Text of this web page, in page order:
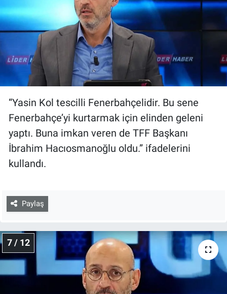
“Yasin Kol tescilli Fenerbahçelidir. Bu sene
Fenerbahçe’yi kurtarmak için elinden geleni
yaptı. Buna imkan veren de TFF Başkanı
İbrahim Hacıosmanoğlu oldu.” ifadelerini
kullandı.
Paylaş
7 / 12